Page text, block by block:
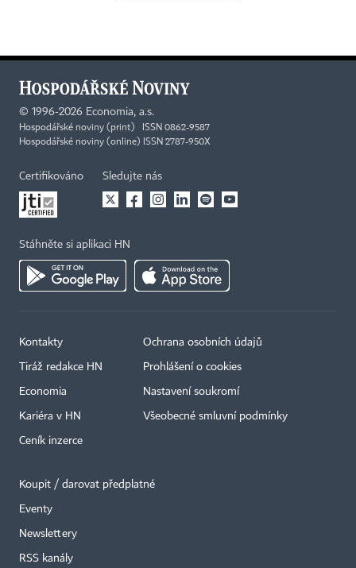
© 1996-2026 Economia, a.s.
Hospodářské noviny (print) ISSN 0862-9587
Hospodářské noviny (online) ISSN 2787-950X
Certifikováno Sledujte nás
Stáhněte si aplikaci HN
Kontakty
Tiráž redakce HN
Economia
Kariéra v HN
Ceník inzerce
Ochrana osobních údajů
Prohlášení o cookies
Nastavení soukromí
Všeobecné smluvní podmínky
Koupit / darovat předplatné
Eventy
Newslettery
RSS kanály